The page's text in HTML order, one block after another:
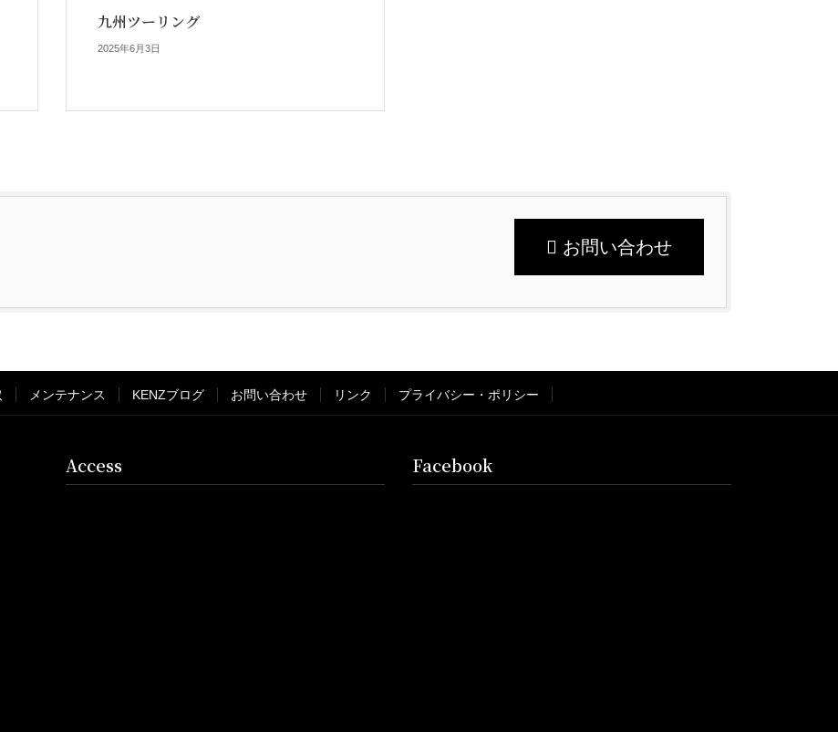
九州ツーリング
2025年6月3日
お問い合わせ
メンテナンス KENZブログ お問い合わせ リンク プライバシー・ポリシー
Access Facebook